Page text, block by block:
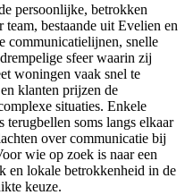
persoonlijke, betrokken
bestaande uit Evelien en
communicatielijnen, snelle
sfeer waarin zij
woningen vaak snel te
klanten prijzen de
situaties. Enkele
terugbellen soms langs elkaar
over communicatie bij
wie op zoek is naar een
en lokale betrokkenheid in de
keuze.